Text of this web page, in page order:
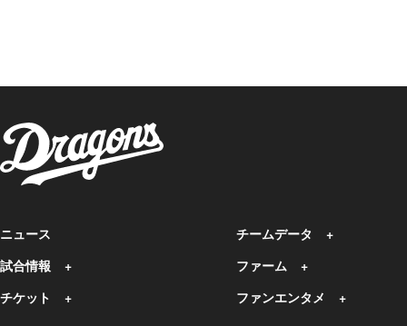
ニュース
試合情報
チケット
チームデータ
ファーム
ファンエンタメ